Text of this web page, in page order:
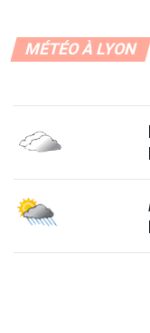
MÉTÉO À LYON